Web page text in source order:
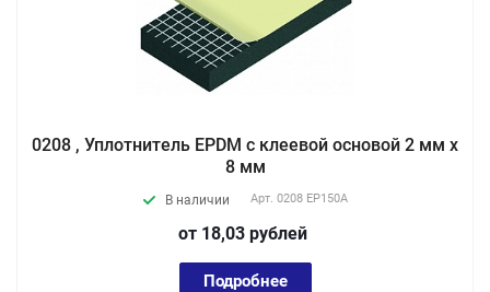
0208 , Уплотнитель EPDM с клеевой основой 2 мм х
8 мм
В наличии Арт. 0208 EP150А
от 18,03 рублей
Подробнее